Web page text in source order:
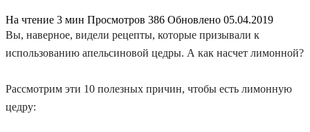
На чтение 3 мин Просмотров 386 Обновлено 05.04.2019
Вы, наверное, видели рецепты, которые призывали к
использованию апельсиновой цедры. А как насчет лимонной?
Рассмотрим эти 10 полезных причин, чтобы есть лимонную
цедру: